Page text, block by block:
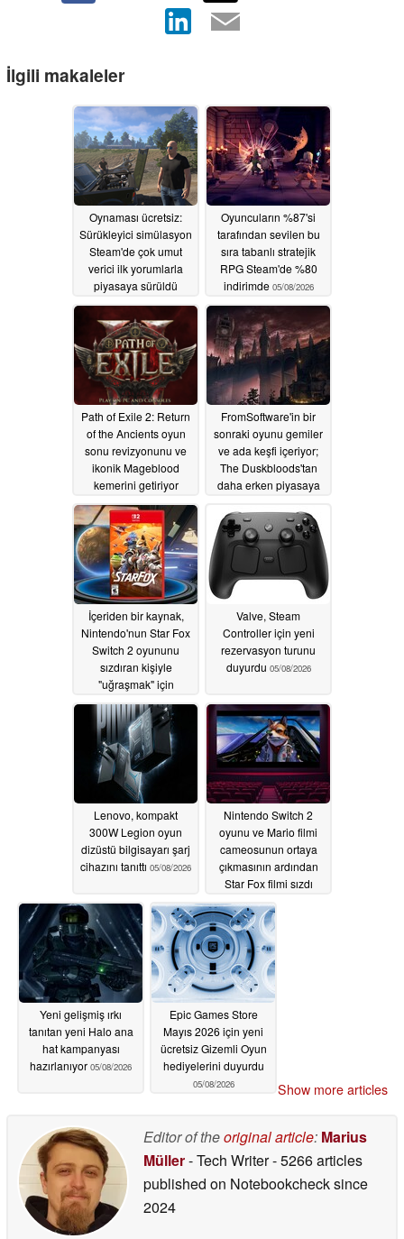
İlgili makaleler
Oynaması ücretsiz:
Sürükleyici simülasyon
Steam'de çok umut
verici ilk yorumlarla
piyasaya sürüldü
05/13/2026
Oyuncuların %87'si
tarafından sevilen bu
sıra tabanlı stratejik
RPG Steam'de %80
indirimde 05/08/2026
Path of Exile 2: Return
of the Ancients oyun
sonu revizyonunu ve
ikonik Mageblood
kemerini getiriyor
05/08/2026
FromSoftware'in bir
sonraki oyunu gemiler
ve ada keşfi içeriyor;
The Duskbloods'tan
daha erken piyasaya
İçeriden bir kaynak,
Nintendo'nun Star Fox
Switch 2 oyununu
sızdıran kişiyle
"uğraşmak" için
çıkardığını söylüyor
05/08/2026
Valve, Steam
Controller için yeni
rezervasyon turunu
duyurdu 05/08/2026
Lenovo, kompakt
300W Legion oyun
dizüstü bilgisayarı şarj
cihazını tanıttı 05/08/2026
Nintendo Switch 2
oyunu ve Mario filmi
cameosunun ortaya
çıkmasının ardından
Star Fox filmi sızdı
05/08/2026
Yeni gelişmiş ırkı
tanıtan yeni Halo ana
hat kampanyası
hazırlanıyor 05/08/2026
Epic Games Store
Mayıs 2026 için yeni
ücretsiz Gizemli Oyun
hediyelerini duyurdu
05/08/2026 Show more articles
Editor of theoriginal article: Marius
Müller- Tech Writer- 5266 articles
published on Notebookchecksince
2024